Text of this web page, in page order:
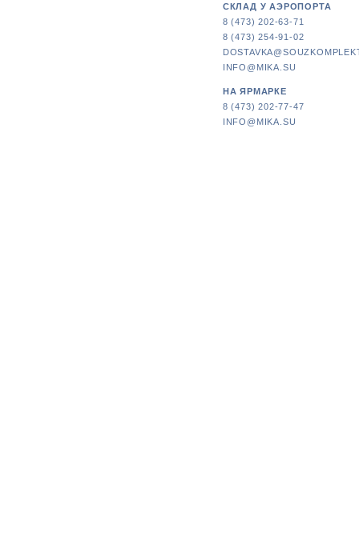
СКЛАД У АЭРОПОРТА
8 (473) 202-63-71
8 (473) 254-91-02
INFO@MIKA.SU
НА ЯРМАРКЕ
8 (473) 202-77-47
INFO@MIKA.SU